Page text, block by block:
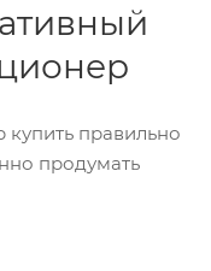
правильно
продумать